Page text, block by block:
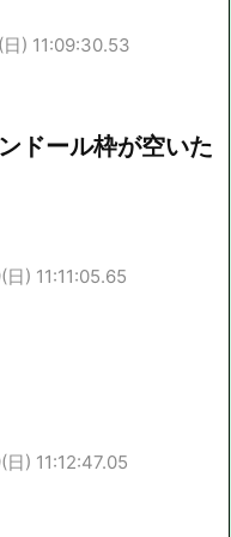
) 11:09:30.53
ドール枠が空いた
) 11:11:05.65
) 11:12:47.05